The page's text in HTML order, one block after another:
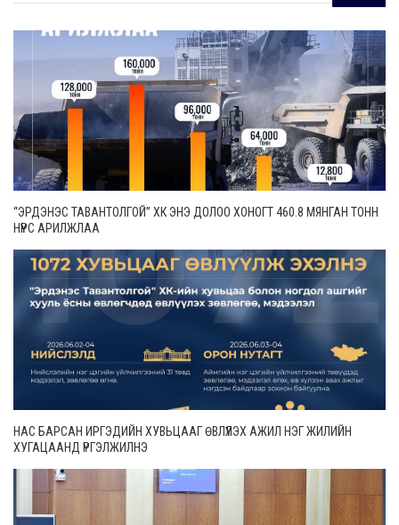
“ЭРДЭНЭС ТАВАНТОЛГОЙ” ХК ЭНЭ ДОЛОО ХОНОГТ 460.8 МЯНГАН ТОНН
НҮҮРС АРИЛЖЛАА
НАС БАРСАН ИРГЭДИЙН ХУВЬЦААГ ӨВЛҮҮЛЭХ АЖИЛ НЭГ ЖИЛИЙН
ХУГАЦААНД ҮРГЭЛЖИЛНЭ